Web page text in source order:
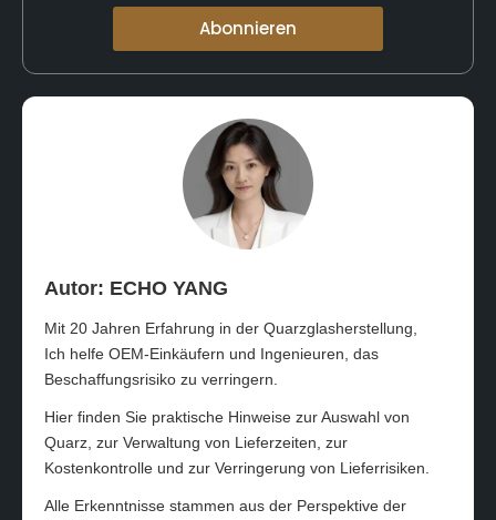
Abonnieren
Autor: ECHO YANG
Mit 20 Jahren Erfahrung in der Quarzglasherstellung,
Ich helfe OEM-Einkäufern und Ingenieuren, das
Beschaffungsrisiko zu verringern.
Hier finden Sie praktische Hinweise zur Auswahl von
Quarz, zur Verwaltung von Lieferzeiten, zur
Kostenkontrolle und zur Verringerung von Lieferrisiken.
Alle Erkenntnisse stammen aus der Perspektive der